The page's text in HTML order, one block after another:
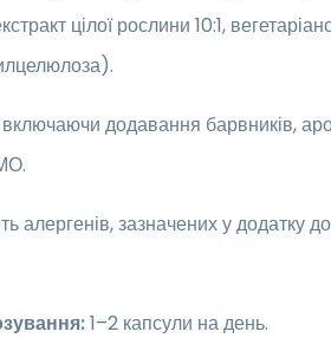
цілої рослини 10:1,
додавання барвників,
алергенів, зазначених у додатку
1–2 капсули на день.